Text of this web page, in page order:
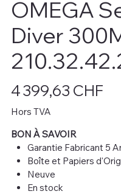
OMEGA
Diver
4 399,63 CHF
Hors TVA
BON À SAVOIR
Garantie Fabricant 5
Boîte et Papiers
Neuve
En stock